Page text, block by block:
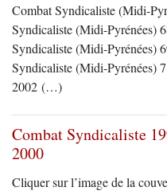
Combat Syndicaliste (Midi-
Syndicaliste (Midi-Pyrénées)
Syndicaliste (Midi-Pyrénées)
Syndicaliste (Midi-Pyrénées)
2002 (…)
Combat Syndicaliste
2000
Cliquer sur l’image de la